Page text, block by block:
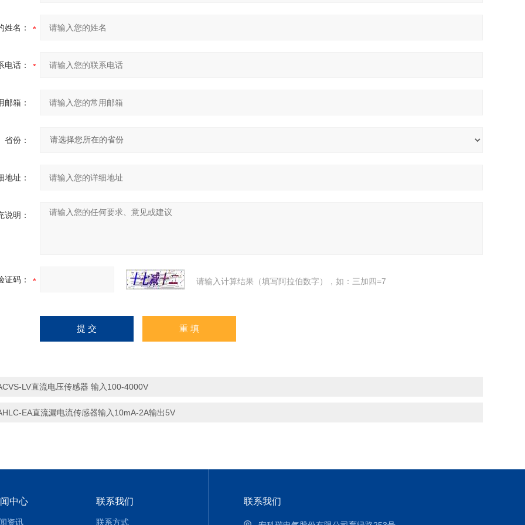
姓名：
电话：
邮箱：
省份：
地址：
说明：
证码： 请输入计算结果（填写阿拉伯数字），如：三加四=7
LV直流电压传感器 输入100-4000V
EA直流漏电流传感器输入10mA-2A输出5V
中心
资讯
联系我们
联系方式
联系我们